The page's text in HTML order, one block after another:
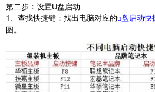
第二步：设置U盘启动
1、查找快捷键：找出电脑对应的u盘启动快
图。